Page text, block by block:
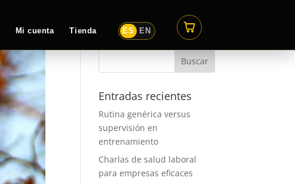
Mi cuenta Tienda ES EN
Entradas recientes
Rutina genérica versus
supervisión en
entrenamiento
Charlas de salud laboral
para empresas eficaces